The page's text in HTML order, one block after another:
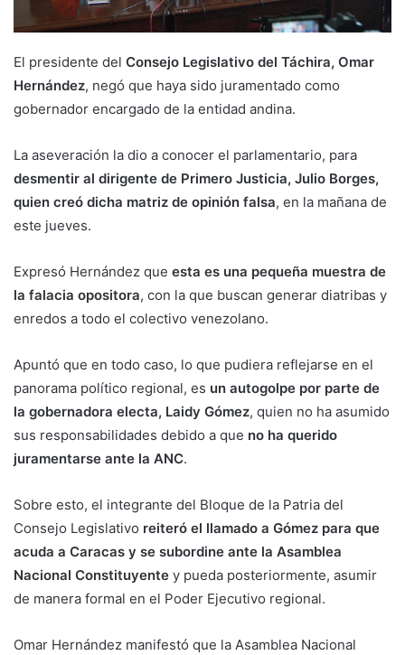
El presidente del Consejo Legislativo del Táchira, Omar
Hernández, negó que haya sido juramentado como
gobernador encargado de la entidad andina.
La aseveración la dio a conocer el parlamentario, para
desmentir al dirigente de Primero Justicia, Julio Borges,
quien creó dicha matriz de opinión falsa, en la mañana de
este jueves.
Expresó Hernández que esta es una pequeña muestra de
la falacia opositora, con la que buscan generar diatribas y
enredos a todo el colectivo venezolano.
Apuntó que en todo caso, lo que pudiera reflejarse en el
panorama político regional, es un autogolpe por parte de
la gobernadora electa, Laidy Gómez, quien no ha asumido
sus responsabilidades debido a que no ha querido
juramentarse ante la ANC.
Sobre esto, el integrante del Bloque de la Patria del
Consejo Legislativo reiteró el llamado a Gómez para que
acuda a Caracas y se subordine ante la Asamblea
Nacional Constituyente y pueda posteriormente, asumir
de manera formal en el Poder Ejecutivo regional.
Omar Hernández manifestó que la Asamblea Nacional